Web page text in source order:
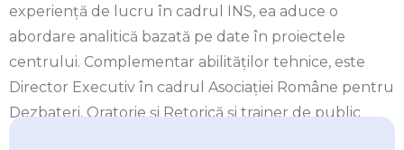
experiență de lucru în cadrul INS, ea aduce o
abordare analitică bazată pe date în proiectele
centrului. Complementar abilităților tehnice, este
Director Executiv în cadrul Asociației Române pentru
Dezbateri, Oratorie și Retorică și trainer de public